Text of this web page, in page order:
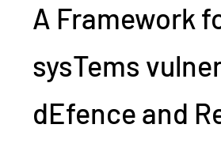
A Framework
sysTems
dEfence and